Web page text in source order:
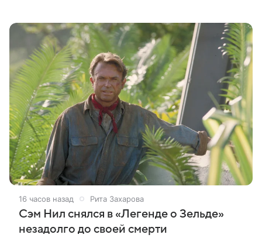
16 часов назад Рита Захарова
Сэм Нил снялся в «Легенде о Зельде»
незадолго до своей смерти